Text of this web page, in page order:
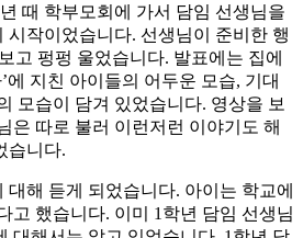
때 학부모회에 가서 담임 선생님을
시작이었습니다. 선생님이 준비한 행
고 펑펑 울었습니다. 발표에는 집에
에 지친 아이들의 어두운 모습, 기대
모습이 담겨 있었습니다. 영상을 보
은 따로 불러 이런저런 이야기도 해
습니다.
대해 듣게 되었습니다. 아이는 학교에
고 했습니다. 이미 1학년 담임 선생님